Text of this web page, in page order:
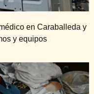
en Caraballeda y
y equipos